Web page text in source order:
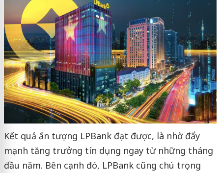
Kết quả ấn tượng LPBank đạt được, là nhờ đẩy
mạnh tăng trưởng tín dụng ngay từ những tháng
đầu năm. Bên cạnh đó, LPBank cũng chú trọng